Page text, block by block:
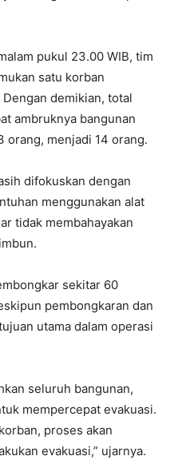
pukul 23.00 WIB, tim
satu korban
demikian, total
ambruknya bangunan
orang, menjadi 14 orang.
difokuskan dengan
menggunakan alat
tidak membahayakan
sekitar 60
pembongkaran dan
utama dalam operasi
seluruh bangunan,
mempercepat evakuasi.
proses akan
evakuasi,” ujarnya.